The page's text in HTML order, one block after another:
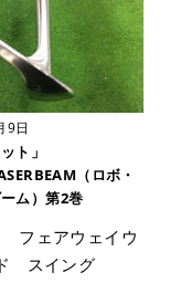
9日
ト」
（ロボ・
ム）第2巻